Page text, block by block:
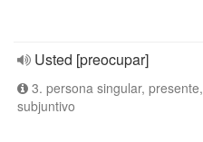
Usted [preocupar]
3. persona singular, presente,
subjuntivo